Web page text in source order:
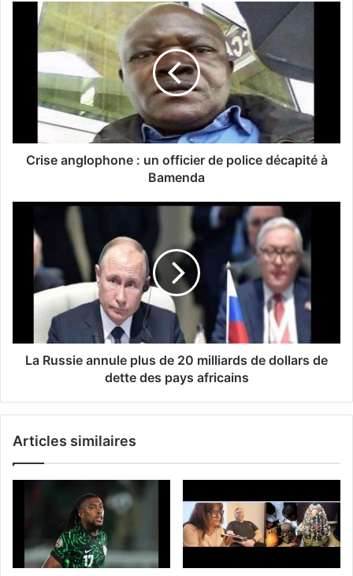
Crise anglophone : un officier de police décapité à
Bamenda
La Russie annule plus de 20 milliards de dollars de
dette des pays africains
Articles similaires